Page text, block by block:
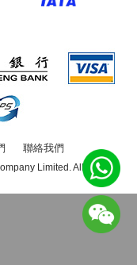
聯絡我們
Limited. All Rights